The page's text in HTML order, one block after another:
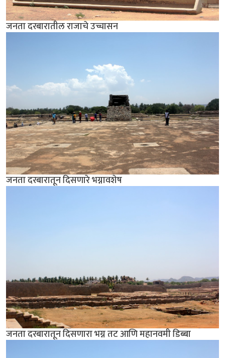
जनता दरबारातील राजाचे उच्चासन
जनता दरबारातून दिसणारे भग्नावशेष
जनता दरबारातून दिसणारा भग्न तट आणि महानवमी डिब्बा